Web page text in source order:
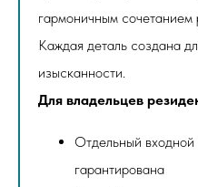
гармоничным сочетанием
Каждая деталь создана
изысканности.
Для владельцев
Отдельный входной
гарантирована